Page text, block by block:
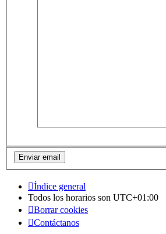
Índice general
Todos los horarios son UTC+01:00
Borrar cookies
Contáctanos